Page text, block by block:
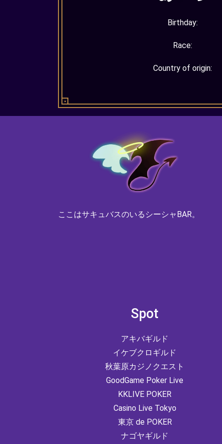
Birthday:
Race:
Country of origin:
ここはサキュバスのいるシーシャBAR。
Spot
アキバギルド
イケブクロギルド
秋葉原カジノクエスト
GoodGame Poker Live
KKLIVE POKER
Casino Live Tokyo
東京 de POKER
ナゴヤギルド